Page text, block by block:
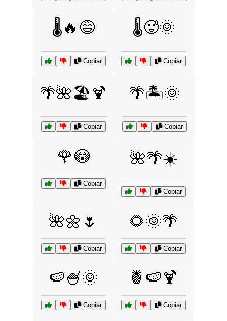
🌡️🔥😅
Copiar
🌡️🥵🌞
Copiar
🌴🌺🏖️🍹
Copiar
🌴🏝️🌞
Copiar
🌹😳
Copiar
🌺🌴☀️
Copiar
🌺🌼🌷
Copiar
🌻🌞🌴
Copiar
🍉🍧🌞
Copiar
🍍🍉🍹
Copiar